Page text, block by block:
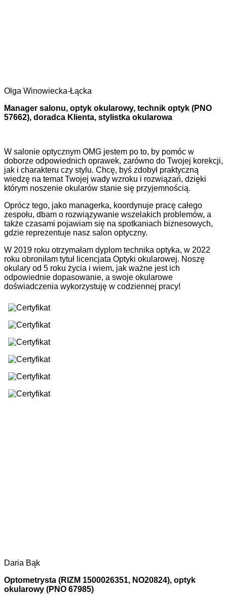
Olga Winowiecka-Łącka
Manager salonu, optyk okularowy, technik optyk (PNO
57662), doradca Klienta, stylistka okularowa
W salonie optycznym OMG jestem po to, by pomóc w
doborze odpowiednich oprawek, zarówno do Twojej korekcji,
jak i charakteru czy stylu. Chcę, byś zdobył praktyczną
wiedzę na temat Twojej wady wzroku i rozwiązań, dzięki
którym noszenie okularów stanie się przyjemnością.
Oprócz tego, jako managerka, koordynuje pracę całego
zespołu, dbam o rozwiązywanie wszelakich problemów, a
także czasami pojawiam się na spotkaniach biznesowych,
gdzie reprezentuje nasz salon optyczny.
W 2019 roku otrzymałam dyplom technika optyka, w 2022
roku obroniłam tytuł licencjata Optyki okularowej. Noszę
okulary od 5 roku życia i wiem, jak ważne jest ich
odpowiednie dopasowanie, a swoje okularowe
doświadczenia wykorzystuję w codziennej pracy!
Daria Bąk
Optometrysta (RIZM 1500026351, NO20824), optyk
okularowy (PNO 67985)